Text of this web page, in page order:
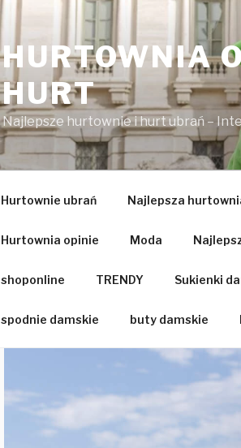
HURTOWNIA
HURT
Najlepsze hurtownie i hurt ubrań –
Hurtownie ubrań Najlepsza
Hurtownia opinie Moda
shoponline TRENDY Sukienki
spodnie damskie buty damskie